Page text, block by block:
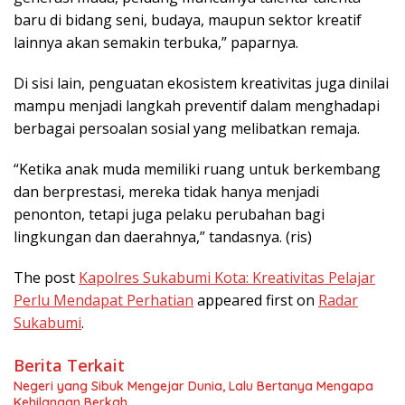
baru di bidang seni, budaya, maupun sektor kreatif
lainnya akan semakin terbuka,” paparnya.
Di sisi lain, penguatan ekosistem kreativitas juga dinilai
mampu menjadi langkah preventif dalam menghadapi
berbagai persoalan sosial yang melibatkan remaja.
“Ketika anak muda memiliki ruang untuk berkembang
dan berprestasi, mereka tidak hanya menjadi
penonton, tetapi juga pelaku perubahan bagi
lingkungan dan daerahnya,” tandasnya. (ris)
The post Kapolres Sukabumi Kota: Kreativitas Pelajar
Perlu Mendapat Perhatian appeared first on Radar
Sukabumi.
Berita Terkait
Negeri yang Sibuk Mengejar Dunia, Lalu Bertanya Mengapa